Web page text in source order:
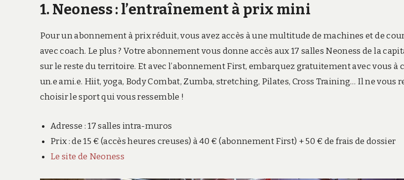
1. Neoness : l’entraînement à prix mini
Pour un abonnement à prix réduit, vous avez accès à une multitude de machines et de
avec coach. Le plus ? Votre abonnement vous donne accès aux 17 salles Neoness de la
sur le reste du territoire. Et avec l’abonnement First, embarquez gratuitement avec vous à
un.e ami.e. Hiit, yoga, Body Combat, Zumba, stretching, Pilates, Cross Training… Il ne vous
choisir le sport qui vous ressemble !
Adresse : 17 salles intra-muros
Prix : de 15 € (accès heures creuses) à 40 € (abonnement First) + 50 € de frais de dossier
Le site de Neoness